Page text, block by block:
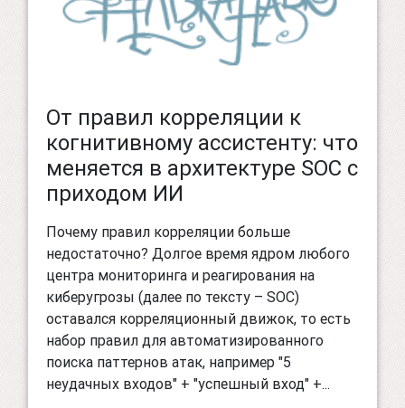
От правил корреляции к
когнитивному ассистенту: что
меняется в архитектуре SOC с
приходом ИИ
Почему правил корреляции больше
недостаточно? Долгое время ядром любого
центра мониторинга и реагирования на
киберугрозы (далее по тексту – SOC)
оставался корреляционный движок, то есть
набор правил для автоматизированного
поиска паттернов атак, например "5
неудачных входов" + "успешный вход" +...